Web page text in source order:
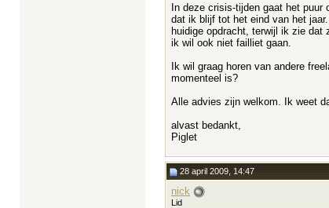
In deze crisis-tijden gaat het
dat ik blijf tot het eind van het
huidige opdracht, terwijl ik zie dat
ik wil ook niet failliet gaan.
Ik wil graag horen van andere
momenteel is?
Alle advies zijn welkom. Ik weet
alvast bedankt,
Piglet
28 april 2009, 14:47
nick
Lid